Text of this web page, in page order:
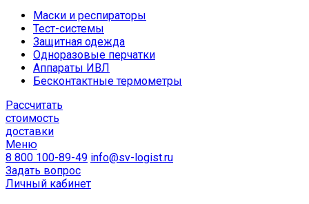
Маски и респираторы
Тест-системы
Защитная одежда
Одноразовые перчатки
Аппараты ИВЛ
Бесконтактные термометры
Расcчитать
стоимость
доставки
Меню
8 800 100-89-49 info@sv-logist.ru
Задать вопрос
Личный кабинет